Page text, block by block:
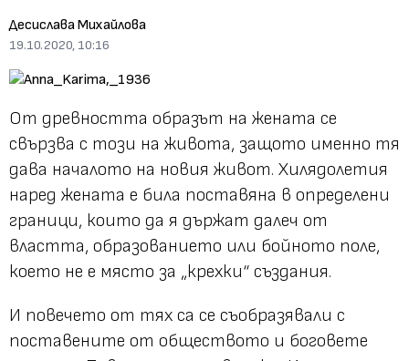
Десислава Михайлова
19.10.2020, 10:16
От древността образът на жената се
свързва с този на живота, защото именно тя
дава началото на новия живот. Хилядолетия
наред жената е била поставяна в определени
граници, които да я държат далеч от
властта, образованието или бойното поле,
което не е място за „крехки“ създания.
И повечето от тях са се съобразявали с
поставените от обществото и боговете